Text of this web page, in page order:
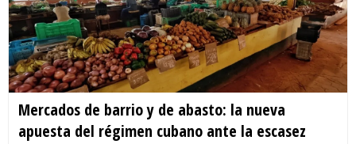
Mercados de barrio y de abasto: la nueva
apuesta del régimen cubano ante la escasez